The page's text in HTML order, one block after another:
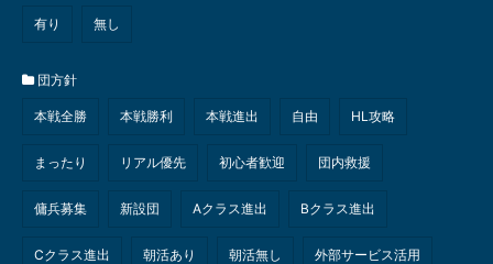
有り 無し
団方針
本戦全勝 本戦勝利 本戦進出 自由 HL攻略
まったり リアル優先 初心者歓迎 団内救援
傭兵募集 新設団 Aクラス進出 Bクラス進出
Cクラス進出 朝活あり 朝活無し 外部サービス活用